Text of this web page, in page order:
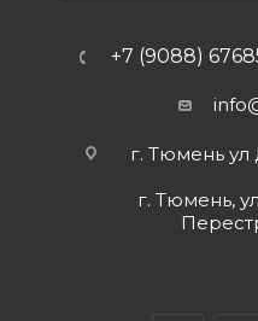
+7 (9088)
г. Тюмень
г. Тюмень,